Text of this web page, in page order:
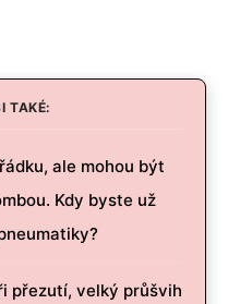
TAKÉ:
ale mohou být
Kdy byste už
přezutí, velký průšvih